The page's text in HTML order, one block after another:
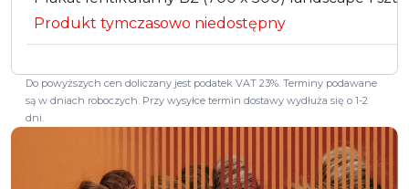
Produkt tymczasowo niedostępny
Do powyższych cen doliczany jest podatek VAT 23%. Terminy podawane
są w dniach roboczych. Przy wysyłce termin dostawy wydłuża się o 1-2
dni.